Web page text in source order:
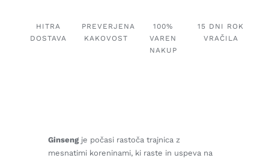
HITRA
DOSTAVA
PREVERJENA
KAKOVOST
100%
VAREN
NAKUP
15 DNI ROK
VRAČILA
Ginseng je počasi rastoča trajnica z
mesnatimi koreninami, ki raste in uspeva na